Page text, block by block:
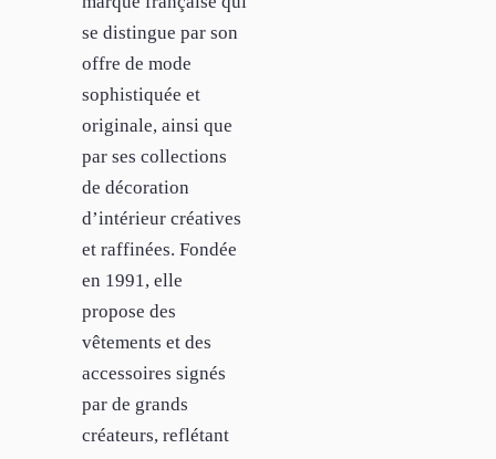
se distingue par son
offre de mode
sophistiquée et
originale, ainsi que
par ses collections
de décoration
d’intérieur créatives
et raffinées. Fondée
en 1991, elle
propose des
vêtements et des
accessoires signés
par de grands
créateurs, reflétant